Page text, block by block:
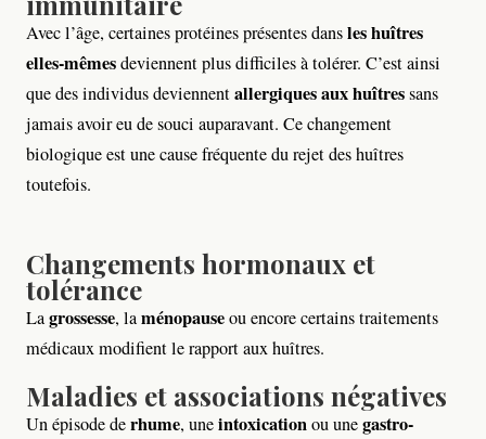
Avec l’âge, certaines protéines présentes dansles huîtres
elles-mêmesdeviennent plus difficiles à tolérer. C’est ainsi
que des individus deviennentallergiques aux huîtressans
jamais avoir eu de souci auparavant. Ce changement
biologique est une cause fréquente du rejet des huîtres
toutefois.
Changements hormonaux et
tolérance
Lagrossesse, laménopauseou encore certains traitements
médicaux modifient le rapport aux huîtres.
Maladies et associations négatives
Un épisode derhume, uneintoxicationou unegastro-